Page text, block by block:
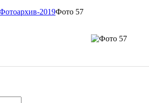
2019Фото 57